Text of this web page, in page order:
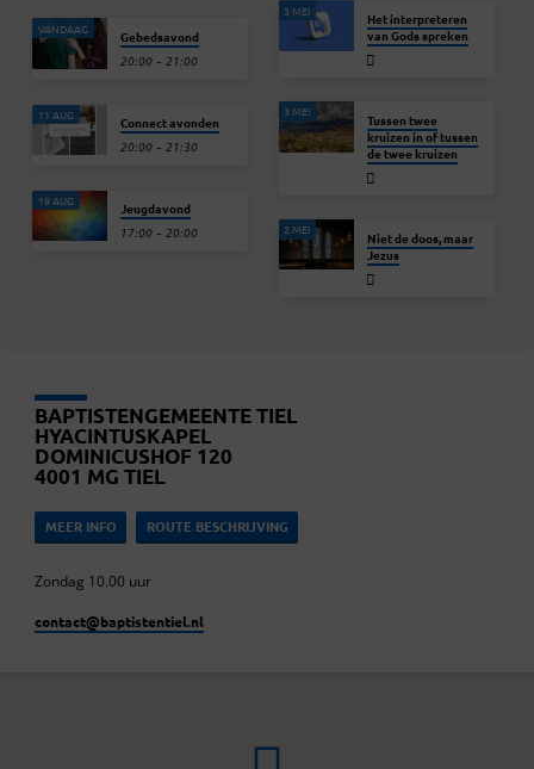
VANDAAG Gebedsavond
20:00 – 21:00
11 AUG Connect avonden
20:00 – 21:30
19 AUG Jeugdavond
17:00 – 20:00
3 MEI
Het interpreteren
van Gods spreken
3 MEI
Tussen twee
kruizen in of tussen
de twee kruizen
2 MEI
Niet de doos, maar
Jezus
BAPTISTENGEMEENTE TIEL
HYACINTUSKAPEL
DOMINICUSHOF 120
4001 MG TIEL
MEER INFO ROUTE BESCHRIJVING
Zondag 10.00 uur
contact​@baptistentiel.nl